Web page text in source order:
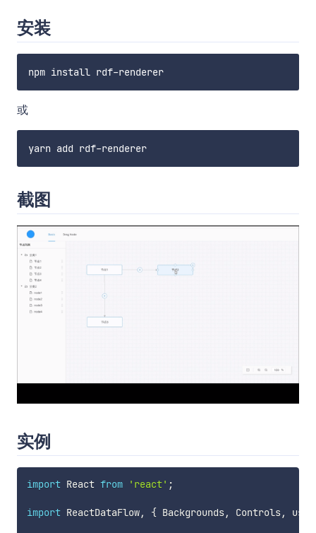
安装
或
截图
实例
import React from 'react' ;
import ReactDataFlow, { Backgrounds, Controls,